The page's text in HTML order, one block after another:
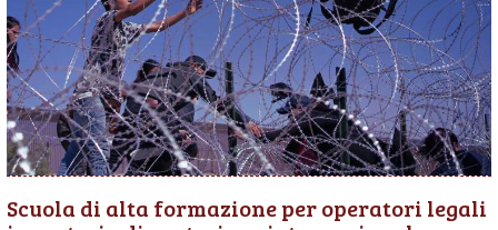
Scuola di alta formazione per operatori legali